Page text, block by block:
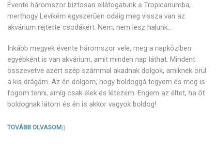
Évente háromszor biztosan ellátogatunk a Tropicariumba,
merthogy Levikém egyszerűen odáig meg vissza van az
akvárium rejtette csodákért. Nem, nem lesz halunk…
Inkább megyek évente háromszor vele, meg a napköziben
egyébként is van akvárium, amit minden nap láthat. Mindent
összevetve azért szép számmal akadnak dolgok, amiknek örül
a kis drágám. Az én dolgom, hogy boldoggá tegyem és meg is
fogom tenni, amíg csak élek és létezem. Engem az éltet, ha őt
boldognak látom és én is akkor vagyok boldog!
TOVÁBB OLVASOM